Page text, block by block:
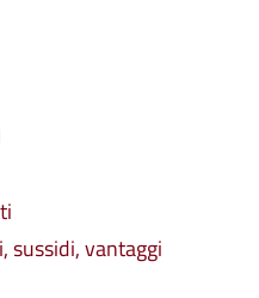
sussidi, vantaggi